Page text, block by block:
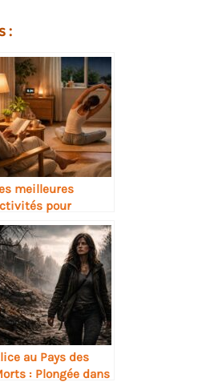
:
meilleures
pour
une nuit de
réparatrice
au Pays des
: Plongée dans